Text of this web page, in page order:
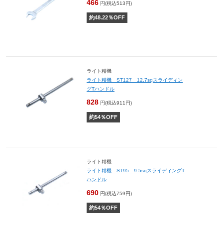
466 円(税込513円)
約48.22％OFF
ライト精機
ライト精機 ST127 12.7sqスライディン
グTハンドル
828 円(税込911円)
約54％OFF
ライト精機
ライト精機 ST95 9.5sqスライディングT
ハンドル
690 円(税込759円)
約54％OFF